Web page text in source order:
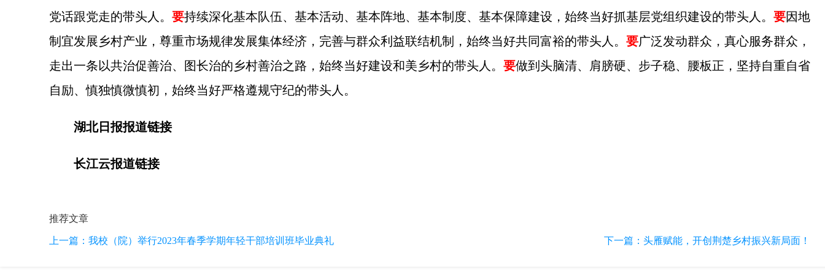
党话跟党走的带头人。 要持续深化基本队伍、基本活动、基本阵地、基本制度、基本保障建设，始终当好抓基层党组织建设的带头人。 要因地
制宜发展乡村产业，尊重市场规律发展集体经济，完善与群众利益联结机制，始终当好共同富裕的带头人。 要广泛发动群众，真心服务群众，
走出一条以共治促善治、图长治的乡村善治之路，始终当好建设和美乡村的带头人。 要做到头脑清、肩膀硬、步子稳、腰板正，坚持自重自省
自励、慎独慎微慎初，始终当好严格遵规守纪的带头人。
湖北日报报道链接
长江云报道链接
推荐文章
上一篇： 我校（院）举行2023年春季学期年轻干部培训班毕业典礼 下一篇： 头雁赋能，开创荆楚乡村振兴新局面！